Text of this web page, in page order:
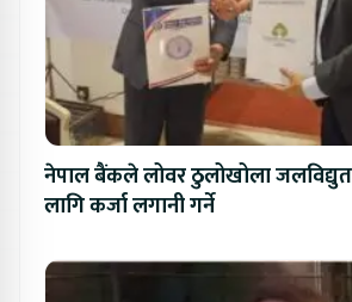
नेपाल बैंकले लोवर ठुलोखोला
लागि कर्जा लगानी गर्ने